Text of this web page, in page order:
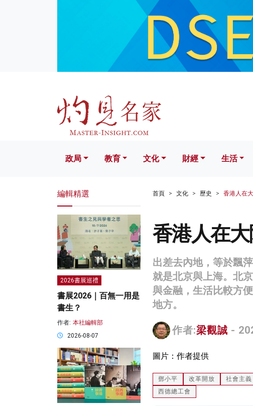
文化 財經 生活
政局 教育 文化 財經 生活
首頁 文化 歷史 香港人在
香港人在
出差去內地，等於飄
就是北京與上海。北
與金融，生活比較方
地方。
作者:梁觀誠 -
圖片：作者提供
鄧小平 改革開放 社會主義
西德總工會
編輯精選
2026書展巡禮
書展2026｜百無一用是
書生？
作者: 本社編輯部
2026-08-07